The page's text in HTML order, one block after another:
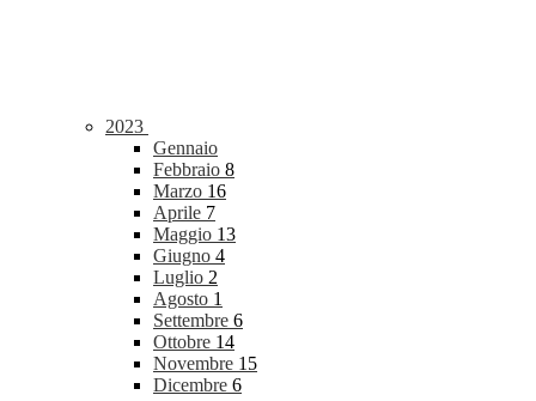
2023
Gennaio
Febbraio 8
Marzo 16
Aprile 7
Maggio 13
Giugno 4
Luglio 2
Agosto 1
Settembre 6
Ottobre 14
Novembre 15
Dicembre 6